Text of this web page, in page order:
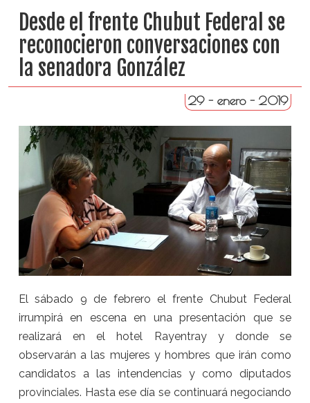
Desde el frente Chubut Federal se
reconocieron conversaciones con
la senadora González
29 - enero - 2019
El sábado 9 de febrero el frente Chubut Federal
irrumpirá en escena en una presentación que se
realizará en el hotel Rayentray y donde se
observarán a las mujeres y hombres que irán como
candidatos a las intendencias y como diputados
provinciales. Hasta ese día se continuará negociando